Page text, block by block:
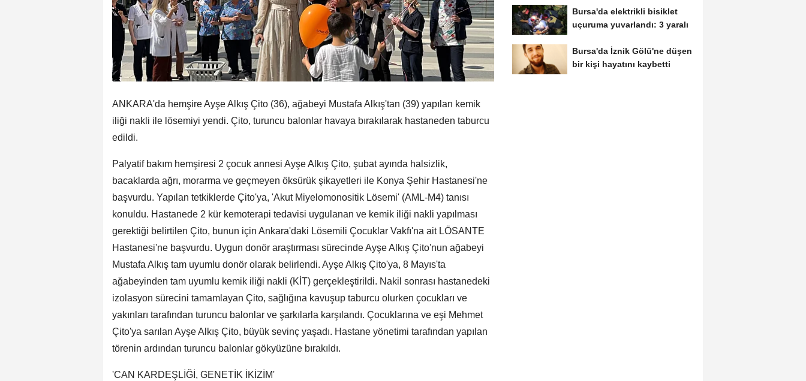
ANKARA'da hemşire Ayşe Alkış Çito (36), ağabeyi Mustafa Alkış'tan (39) yapılan kemik
iliği nakli ile lösemiyi yendi. Çito, turuncu balonlar havaya bırakılarak hastaneden taburcu
edildi.
Palyatif bakım hemşiresi 2 çocuk annesi Ayşe Alkış Çito, şubat ayında halsizlik,
bacaklarda ağrı, morarma ve geçmeyen öksürük şikayetleri ile Konya Şehir Hastanesi'ne
başvurdu. Yapılan tetkiklerde Çito'ya, 'Akut Miyelomonositik Lösemi' (AML-M4) tanısı
konuldu. Hastanede 2 kür kemoterapi tedavisi uygulanan ve kemik iliği nakli yapılması
gerektiği belirtilen Çito, bunun için Ankara'daki Lösemili Çocuklar Vakfı'na ait LÖSANTE
Hastanesi'ne başvurdu. Uygun donör araştırması sürecinde Ayşe Alkış Çito'nun ağabeyi
Mustafa Alkış tam uyumlu donör olarak belirlendi. Ayşe Alkış Çito'ya, 8 Mayıs'ta
ağabeyinden tam uyumlu kemik iliği nakli (KİT) gerçekleştirildi. Nakil sonrası hastanedeki
izolasyon sürecini tamamlayan Çito, sağlığına kavuşup taburcu olurken çocukları ve
yakınları tarafından turuncu balonlar ve şarkılarla karşılandı. Çocuklarına ve eşi Mehmet
Çito'ya sarılan Ayşe Alkış Çito, büyük sevinç yaşadı. Hastane yönetimi tarafından yapılan
törenin ardından turuncu balonlar gökyüzüne bırakıldı.
'CAN KARDEŞLİĞİ, GENETİK İKİZİM'
Bursa'da elektrikli bisiklet
uçuruma yuvarlandı: 3 yaralı
Bursa'da İznik Gölü'ne düşen
bir kişi hayatını kaybetti